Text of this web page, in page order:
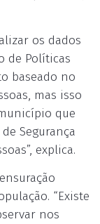
os dados
de Políticas
baseado no
mas isso
que
Segurança
explica.
“Existe
nos